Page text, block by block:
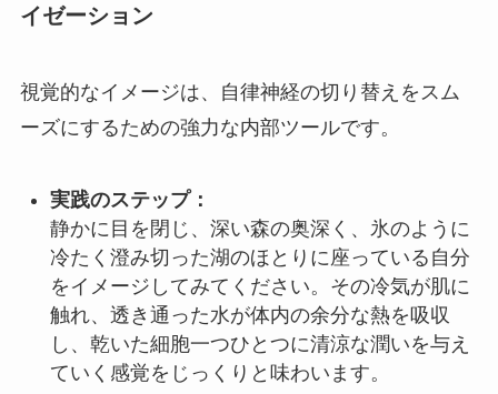
イゼーション
視覚的なイメージは、自律神経の切り替えをスム
ーズにするための強力な内部ツールです。
実践のステップ：
静かに目を閉じ、深い森の奥深く、氷のように
冷たく澄み切った湖のほとりに座っている自分
をイメージしてみてください。その冷気が肌に
触れ、透き通った水が体内の余分な熱を吸収
し、乾いた細胞一つひとつに清涼な潤いを与え
ていく感覚をじっくりと味わいます。